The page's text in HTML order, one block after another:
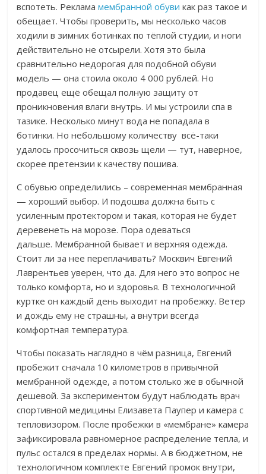
вспотеть. Рекламамембранной обуви как раз такое и
обещает. Чтобы проверить, мы несколько часов
ходили в зимних ботинках по тёплой студии, и ноги
действительно не отсырели. Хотя это была
сравнительно недорогая для подобной обуви
модель — она стоила около 4 000 рублей. Но
продавец ещё обещал полную защиту от
проникновения влаги внутрь. И мы устроили спа в
тазике. Несколько минут вода не попадала в
ботинки. Но небольшому количеству всё-таки
удалось просочиться сквозь щели — тут, наверное,
скорее претензии к качеству пошива.
С обувью определились – современная мембранная
— хороший выбор. И подошва должна быть с
усиленным протектором и такая, которая не будет
деревенеть на морозе. Пора одеваться
дальше. Мембранной бывает и верхняя одежда.
Стоит ли за нее переплачивать? Москвич Евгений
Лаврентьев уверен, что да. Для него это вопрос не
только комфорта, но и здоровья. В технологичной
куртке он каждый день выходит на пробежку. Ветер
и дождь ему не страшны, а внутри всегда
комфортная температура.
Чтобы показать наглядно в чём разница, Евгений
пробежит сначала 10 километров в привычной
мембранной одежде, а потом столько же в обычной
дешевой. За экспериментом будут наблюдать врач
спортивной медицины Елизавета Паупер и камера с
тепловизором. После пробежки в «мембране» камера
зафиксировала равномерное распределение тепла, и
пульс остался в пределах нормы. А в бюджетном, не
технологичном комплекте Евгений промок внутри,